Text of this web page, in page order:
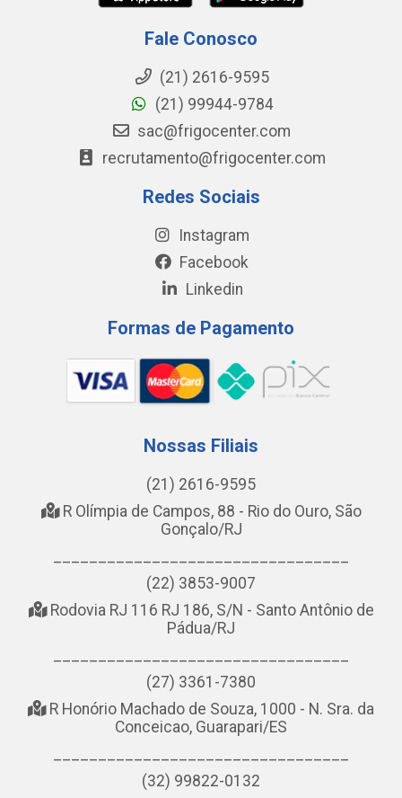
Fale Conosco
(21) 2616-9595
(21) 99944-9784
sac@frigocenter.com
recrutamento@frigocenter.com
Redes Sociais
Instagram
Facebook
Linkedin
Formas de Pagamento
Nossas Filiais
(21) 2616-9595
R Olímpia de Campos, 88 - Rio do Ouro, São
Gonçalo/RJ
(22) 3853-9007
Rodovia RJ 116 RJ 186, S/N - Santo Antônio de
Pádua/RJ
(27) 3361-7380
R Honório Machado de Souza, 1000 - N. Sra. da
Conceicao, Guarapari/ES
(32) 99822-0132